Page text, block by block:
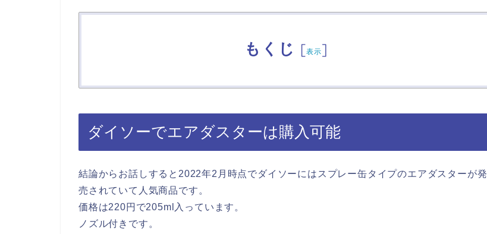
もくじ [表示]
ダイソーでエアダスターは購入可能
結論からお話しすると2022年2月時点でダイソーにはスプレー缶タイプのエアダスターが発
売されていて人気商品です。
価格は220円で205ml入っています。
ノズル付きです。